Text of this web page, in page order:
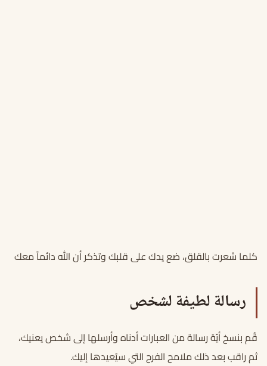
كلما شعرت بالقلق، ضع يدك على قلبك وتذكر أن الله دائماً معك
رسالة لطيفة لشخص
قُم بنسخ أيّة رسالة من العبارات أدناه وأرسلها إلى شخص يعنيك،
ثم راقب بعد ذلك ملامح الفرح التي سيُعيدها إليك.